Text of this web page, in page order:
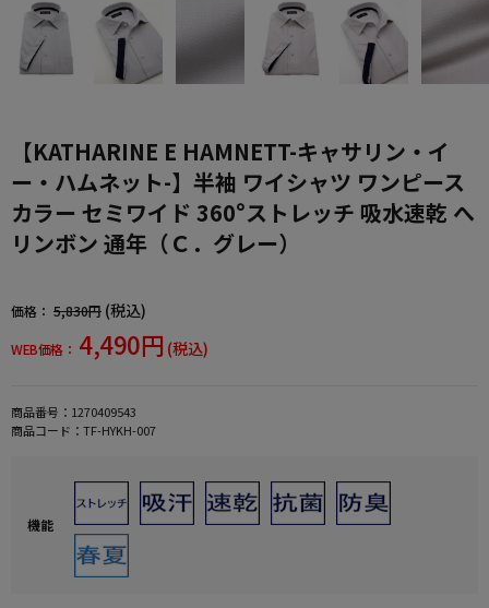
【KATHARINE E HAMNETT-キャサリン・イ
ー・ハムネット-】半袖 ワイシャツ ワンピース
カラー セミワイド 360°ストレッチ 吸水速乾 へ
リンボン 通年（Ｃ．グレー）
価格： 5,830円 (税込)
WEB価格： 4,490円 (税込)
商品番号： 1270409543
商品コード： TF-HYKH-007
機能